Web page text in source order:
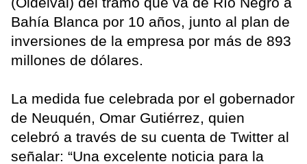
Bahía Blanca por 10 años, junto al plan de
inversiones de la empresa por más de 893
millones de dólares.
La medida fue celebrada por el gobernador
de Neuquén, Omar Gutiérrez, quien
celebró a través de su cuenta de Twitter al
señalar: “Una excelente noticia para la